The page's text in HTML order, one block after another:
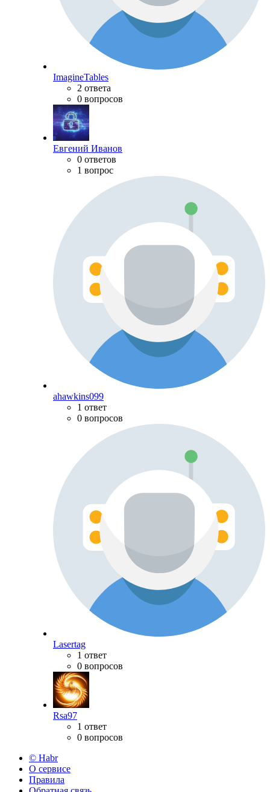
ImagineTables
2 ответа
0 вопросов
Евгений Иванов
0 ответов
1 вопрос
ahawkins099
1 ответ
0 вопросов
Lasertag
1 ответ
0 вопросов
Rsa97
1 ответ
0 вопросов
© Habr
О сервисе
Правила